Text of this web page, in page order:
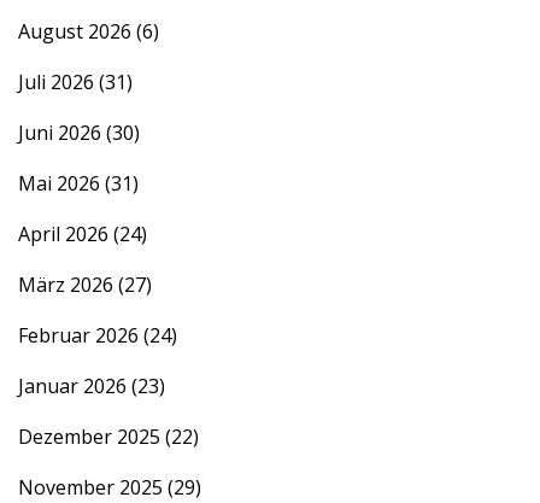
August 2026 (6)
Juli 2026 (31)
Juni 2026 (30)
Mai 2026 (31)
April 2026 (24)
März 2026 (27)
Februar 2026 (24)
Januar 2026 (23)
Dezember 2025 (22)
November 2025 (29)